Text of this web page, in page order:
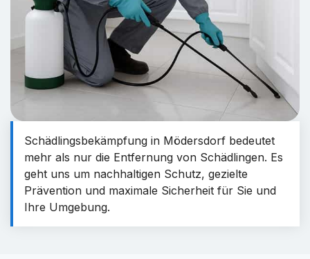
Schädlingsbekämpfung in Mödersdorf bedeutet
mehr als nur die Entfernung von Schädlingen. Es
geht uns um nachhaltigen Schutz, gezielte
Prävention und maximale Sicherheit für Sie und
Ihre Umgebung.